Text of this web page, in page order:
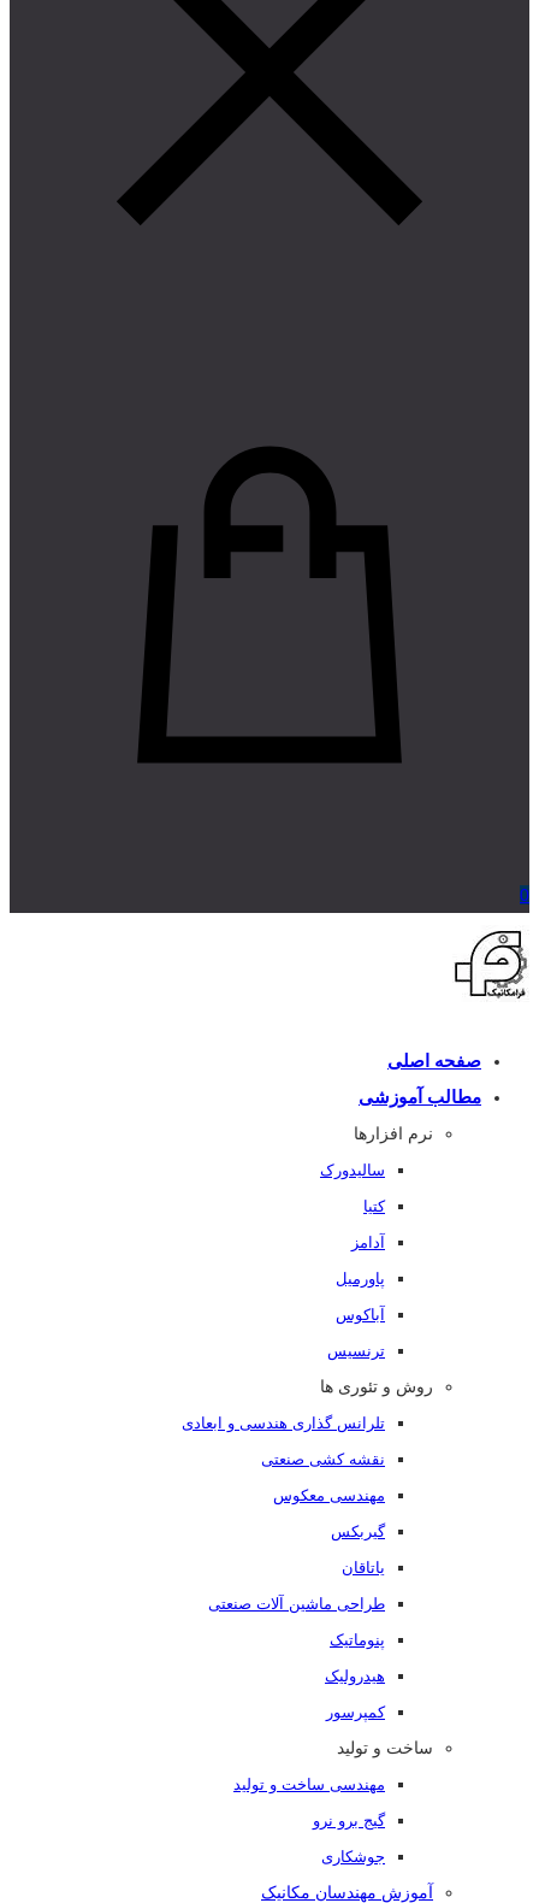
0
صفحه اصلی
مطالب آموزشی
نرم افزارها
سالیدورک
کتیا
آدامز
پاورمیل
آباکوس
ترنسیس
روش و تئوری ها
تلرانس گذاری هندسی و ابعادی
نقشه کشی صنعتی
مهندسی معکوس
گیربکس
یاتاقان
طراحی ماشین آلات صنعتی
پنوماتیک
هیدرولیک
کمپرسور
ساخت و تولید
مهندسی ساخت و تولید
گیج برو نرو
جوشکاری
آموزش مهندسان مکانیک